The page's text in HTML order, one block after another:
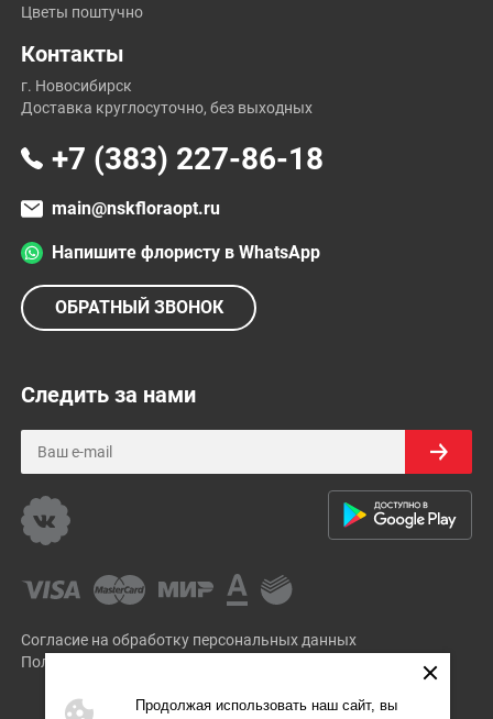
Цветы поштучно
Контакты
г. Новосибирск
Доставка круглосуточно, без выходных
+7 (383) 227-86-18
main@nskfloraopt.ru
Напишите флористу в WhatsApp
ОБРАТНЫЙ ЗВОНОК
Следить за нами
Согласие на обработку персональных данных
Политика Конфиденциальности
Продолжая использовать наш сайт, вы